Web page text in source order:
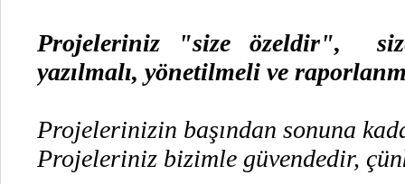
Projeleriniz "size özeldir",
yazılmalı, yönetilmeli ve
Projelerinizin başından sonuna
Projeleriniz bizimle güvendedir,